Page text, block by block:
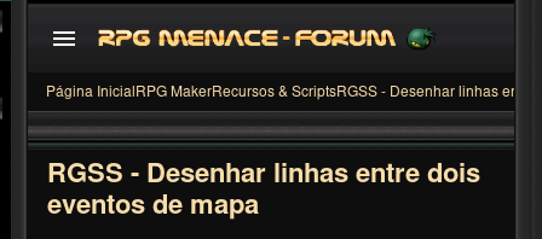
Página Inicial RPG MakerRecursos & ScriptsRGSS - Desenhar linhas
RGSS - Desenhar linhas entre dois
eventos de mapa